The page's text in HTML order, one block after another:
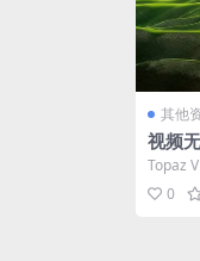
其他
视频
az
Topaz
软件
0